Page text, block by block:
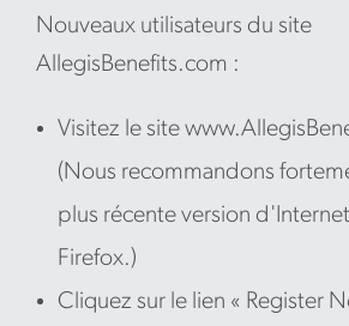
Nouveaux utilisateurs du site
AllegisBenefits.com :
Visitez le site
(Nous recommandons
plus récente version
Firefox.)
Cliquez sur le lien « Register